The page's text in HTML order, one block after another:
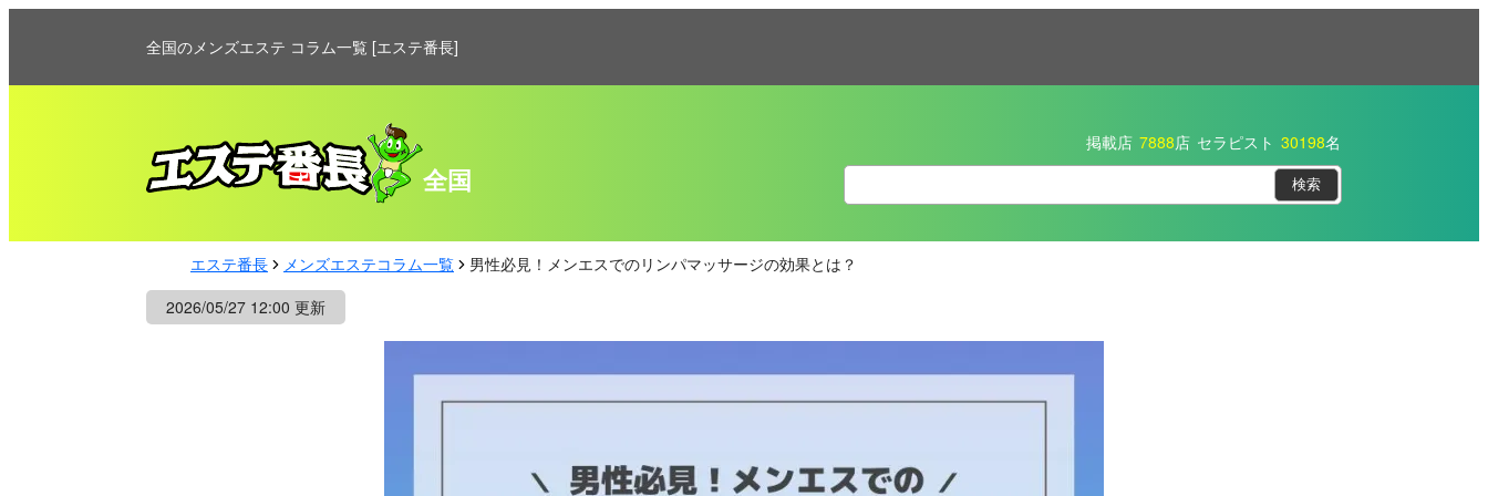
全国のメンズエステ コラム一覧 [エステ番長]
全国
掲載店 7888店 セラピスト 30198名
エステ番長 メンズエステコラム一覧
男性必見！メンエスでのリンパマッサージの効果とは？
2026/05/27 12:00 更新